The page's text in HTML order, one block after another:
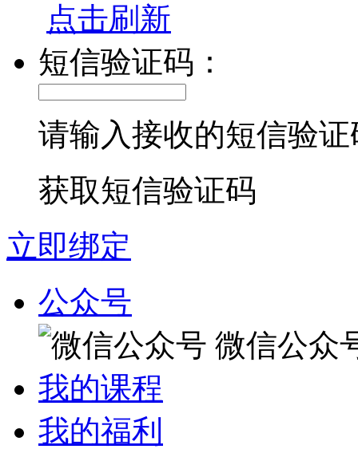
点击刷新
短信验证码：
请输入接收的短信验证
获取短信验证码
立即绑定
公众号
微信公众
我的课程
我的福利